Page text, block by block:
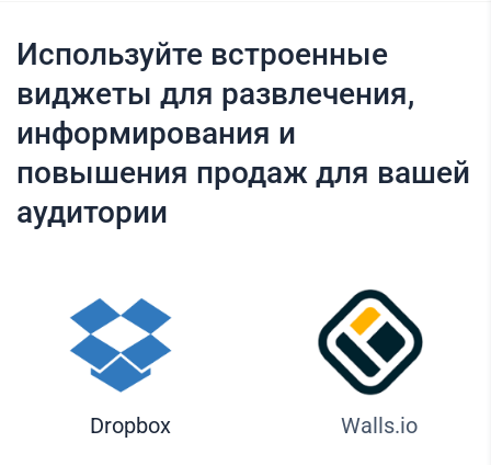
Используйте встроенные
виджеты для развлечения,
информирования и
повышения продаж для вашей
аудитории
Dropbox Walls.io